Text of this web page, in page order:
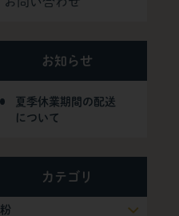
お知らせ
夏季休業期間の配送
について
カテゴリ
粉